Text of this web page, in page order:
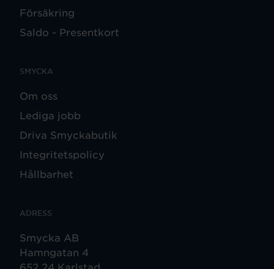
Försäkring
Saldo - Presentkort
SMYCKA
Om oss
Lediga jobb
Driva Smyckabutik
Integritetspolicy
Hållbarhet
ADRESS
Smycka AB
Hamngatan 4